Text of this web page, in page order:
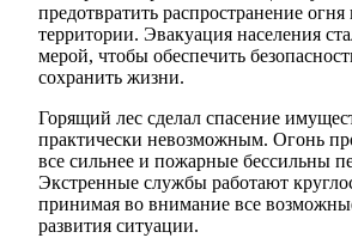
предотвратить распространение
территории. Эвакуация населения
мерой, чтобы обеспечить
сохранить жизни.
Горящий лес сделал спасение
практически невозможным. Огонь
все сильнее и пожарные бессильны
Экстренные службы работают
принимая во внимание все
развития ситуации.